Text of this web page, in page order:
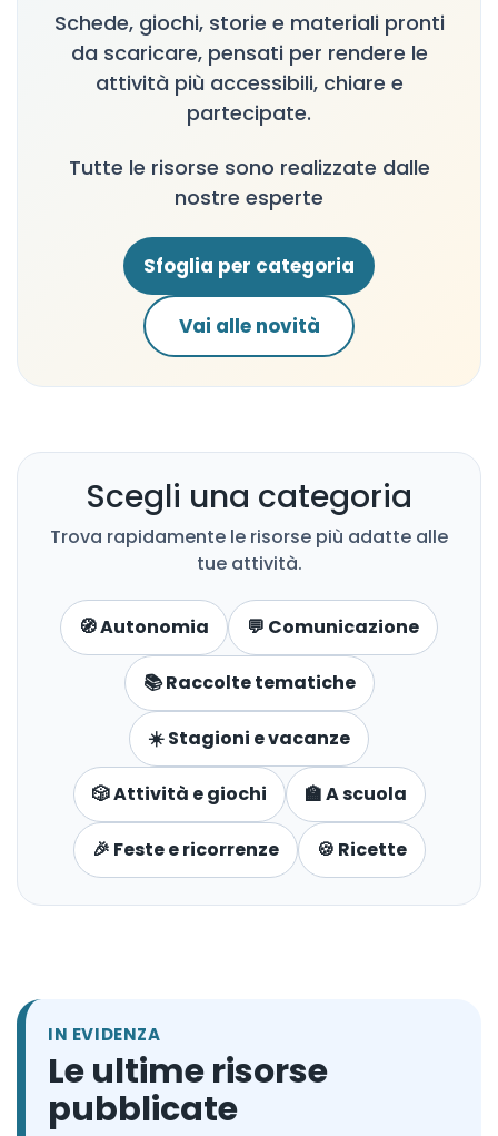
Schede, giochi, storie e materiali pronti
da scaricare, pensati per rendere le
attività più accessibili, chiare e
partecipate.
Tutte le risorse sono realizzate dalle
nostre esperte
Sfoglia per categoria
Vai alle novità
Scegli una categoria
Trova rapidamente le risorse più adatte alle
tue attività.
🧭 Autonomia 💬 Comunicazione
📚 Raccolte tematiche
☀️ Stagioni e vacanze
🎲 Attività e giochi 🏫 A scuola
🎉 Feste e ricorrenze 🍪 Ricette
IN EVIDENZA
Le ultime risorse
pubblicate